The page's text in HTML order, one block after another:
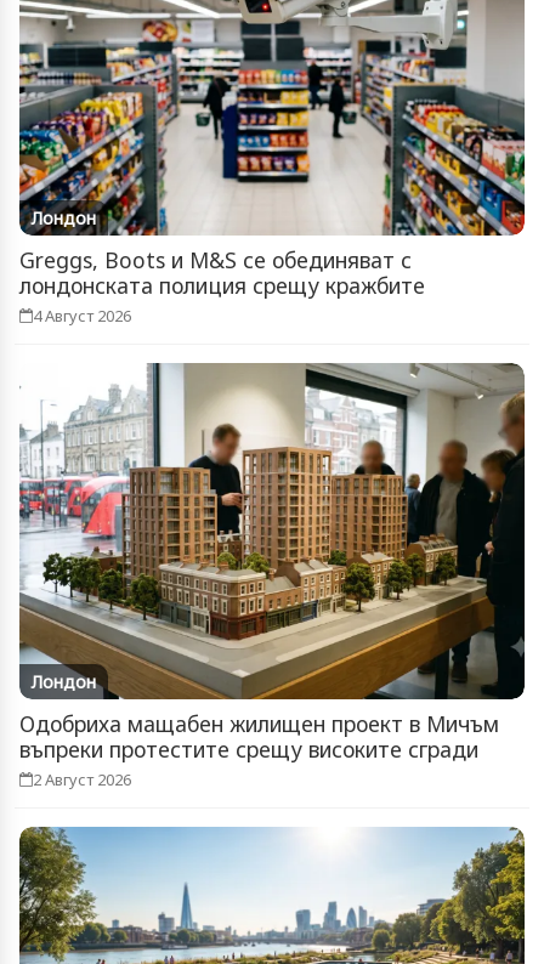
Лондон
Greggs, Boots и M&S се обединяват с
лондонската полиция срещу кражбите
4 Август 2026
Лондон
Одобриха мащабен жилищен проект в Мичъм
въпреки протестите срещу високите сгради
2 Август 2026